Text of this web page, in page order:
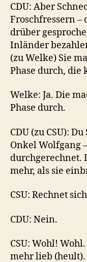
CDU: Aber
Froschfressern –
drüber
Inländer
(zu Welke) Sie
Phase durch, die
Welke: Ja. Die
Phase durch.
CDU (zu CSU):
Onkel Wolfgang
durchgerechnet.
mehr, als sie
CSU: Rechnet
CDU: Nein.
CSU: Wohl!
mehr lieb (heult).